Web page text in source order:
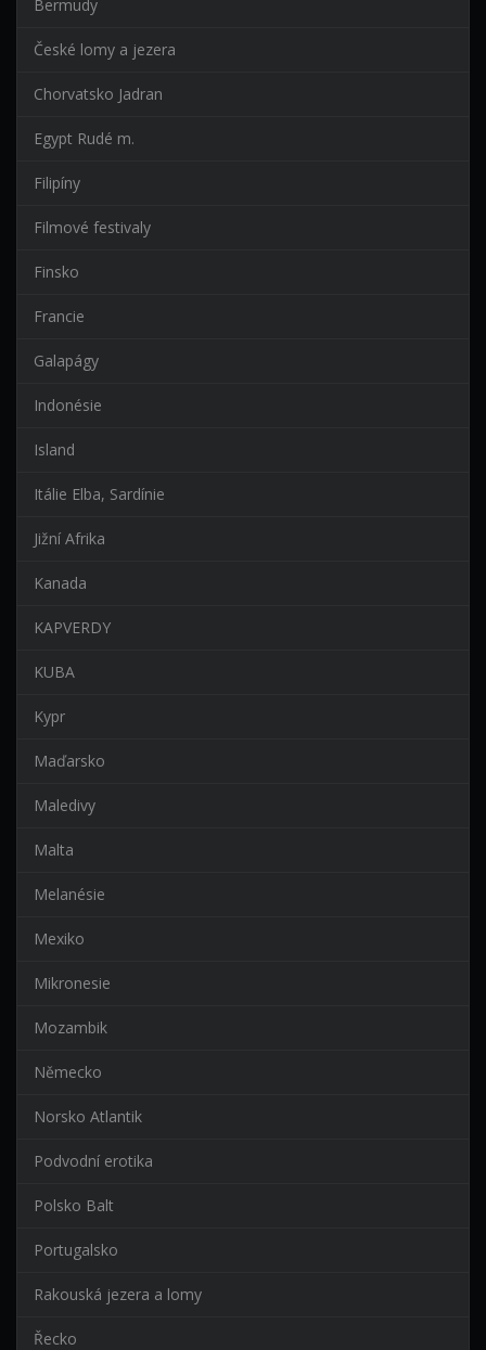
Bermudy
České lomy a jezera
Chorvatsko Jadran
Egypt Rudé m.
Filipíny
Filmové festivaly
Finsko
Francie
Galapágy
Indonésie
Island
Itálie Elba, Sardínie
Jižní Afrika
Kanada
KAPVERDY
KUBA
Kypr
Maďarsko
Maledivy
Malta
Melanésie
Mexiko
Mikronesie
Mozambik
Německo
Norsko Atlantik
Podvodní erotika
Polsko Balt
Portugalsko
Rakouská jezera a lomy
Řecko